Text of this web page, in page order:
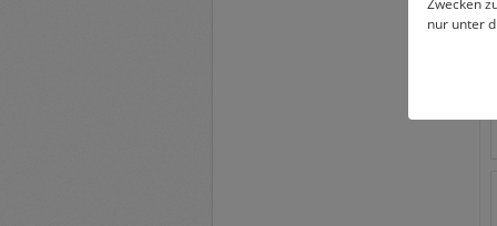
Zwecken
nur unter